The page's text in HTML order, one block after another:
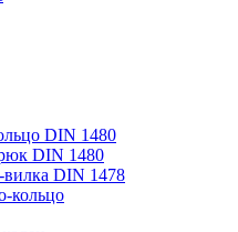
DIN 1480
DIN 1480
DIN 1478
кольцо